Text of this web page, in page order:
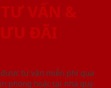
VẤN &
ĐÃI
tư vấn miễn phí qua
phòng hoặc tại nhà quý